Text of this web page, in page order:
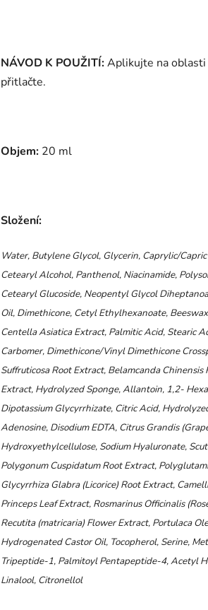
NÁVOD K POUŽITÍ:Aplikujte na
přitlačte.
Objem: 20 ml
Složení:
Water, Butylene Glycol, Glycerin, Caprylic/
Cetearyl Alcohol, Panthenol, Niacinamide,
Cetearyl Glucoside, Neopentyl Glycol
Oil, Dimethicone, Cetyl Ethylhexanoate,
Centella Asiatica Extract, Palmitic Acid, Stearic
Carbomer, Dimethicone/Vinyl Dimethicone
Suffruticosa Root Extract, Belamcanda Chinensis
Extract, Hydrolyzed Sponge, Allantoin, 1,2-
Dipotassium Glycyrrhizate, Citric Acid,
Adenosine, Disodium EDTA, Citrus Grandis
Hydroxyethylcellulose, Sodium Hyaluronate,
Polygonum Cuspidatum Root Extract,
Glycyrrhiza Glabra (Licorice) Root Extract,
Princeps Leaf Extract, Rosmarinus Officinalis
Recutita (matricaria) Flower Extract, Portulaca
HydrogenatedCastor Oil, Tocopherol, Serine,
Tripeptide-1, Palmitoyl Pentapeptide-4,Acetyl
Linalool, Citronellol